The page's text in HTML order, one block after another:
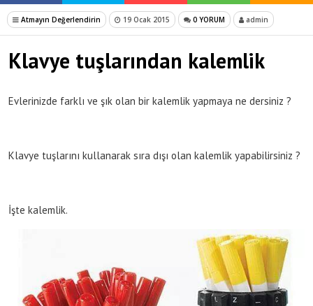
Atmayın Değerlendirin 19 Ocak 2015 0 YORUM admin
Klavye tuşlarından kalemlik
Evlerinizde farklı ve şık olan bir kalemlik yapmaya ne dersiniz ?
Klavye tuşlarını kullanarak sıra dışı olan kalemlik yapabilirsiniz ?
İşte kalemlik.